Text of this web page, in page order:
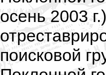
осень 2003
поисковой